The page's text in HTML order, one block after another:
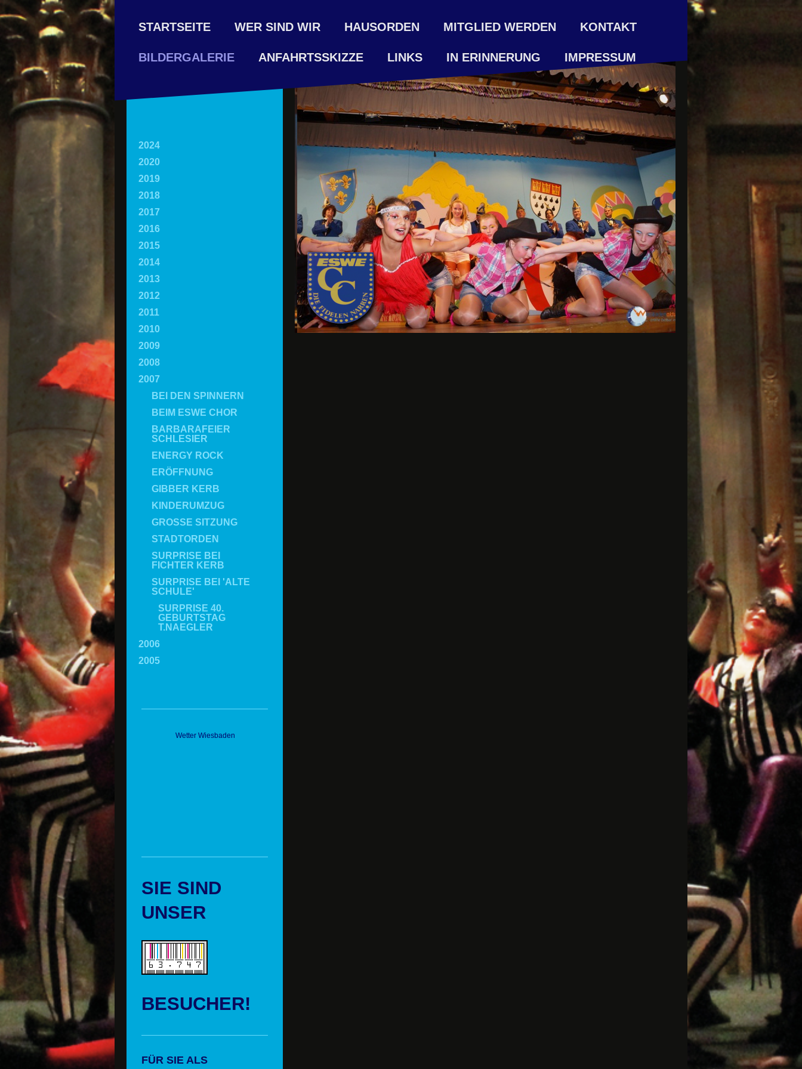
STARTSEITE WER SIND WIR HAUSORDEN MITGLIED WERDEN KONTAKT
BILDERGALERIE ANFAHRTSSKIZZE LINKS IN ERINNERUNG IMPRESSUM
2024
2020
2019
2018
2017
2016
2015
2014
2013
2012
2011
2010
2009
2008
2007
BEI DEN SPINNERN
BEIM ESWE CHOR
BARBARAFEIER
SCHLESIER
ENERGY ROCK
ERÖFFNUNG
GIBBER KERB
KINDERUMZUG
GROSSE SITZUNG
STADTORDEN
SURPRISE BEI
FICHTER KERB
SURPRISE BEI 'ALTE
SCHULE'
SURPRISE 40.
GEBURTSTAG
T.NAEGLER
2006
2005
Wetter Wiesbaden
SIE SIND
UNSER
BESUCHER!
FÜR SIE ALS